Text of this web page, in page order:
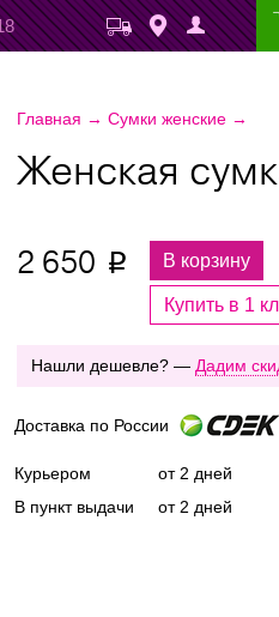
Главная → Сумки женские→
Женская
2 650 p В корзину
Купить в 1
Нашли дешевле? — Дадим
Доставка по России
Курьером
В пункт выдачи
от 2 дней
от 2 дней